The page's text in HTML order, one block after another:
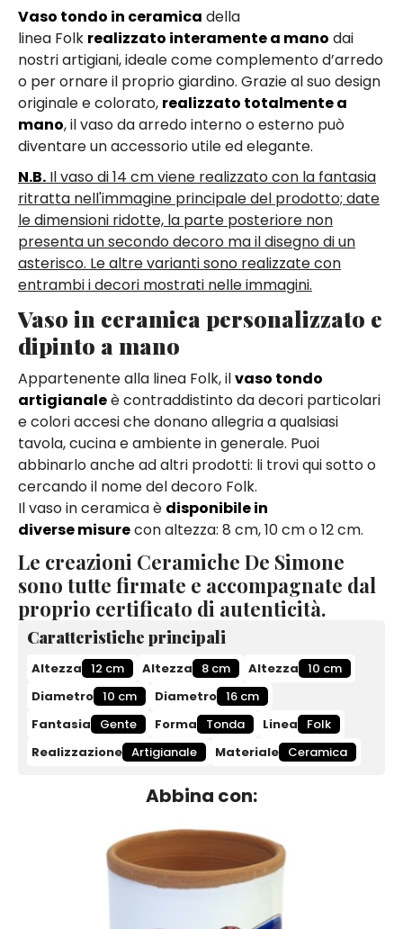
Vaso tondo in ceramica della
linea Folk realizzato interamente a mano dai
nostri artigiani, ideale come complemento d’arredo
o per ornare il proprio giardino. Grazie al suo design
originale e colorato, realizzato totalmente a
mano, il vaso da arredo interno o esterno può
diventare un accessorio utile ed elegante.
N.B. Il vaso di 14 cm viene realizzato con la fantasia
ritratta nell'immagine principale del prodotto; date
le dimensioni ridotte, la parte posteriore non
presenta un secondo decoro ma il disegno di un
asterisco. Le altre varianti sono realizzate con
entrambi i decori mostrati nelle immagini.
Vaso in ceramica personalizzato e
dipinto a mano
Appartenente alla linea Folk, ilvaso tondo
artigianaleè contraddistinto da decori particolari
e colori accesi che donano allegria a qualsiasi
tavola, cucina e ambiente in generale. Puoi
abbinarlo anche ad altri prodotti: li trovi qui sotto o
cercando il nome del decoro Folk.
Il vaso in ceramica è disponibile in
diverse misurecon altezza: 8 cm, 10 cm o 12 cm.
Le creazioni Ceramiche De Simone
sono tutte firmate e accompagnate dal
proprio certificato di autenticità.
Caratteristiche principali
Altezza 12 cm Altezza 8 cm Altezza 10 cm
Diametro 10 cm Diametro 16 cm
Fantasia
Gente Forma Tonda Linea
Folk
Realizzazione Artigianale Materiale Ceramica
Abbina con: